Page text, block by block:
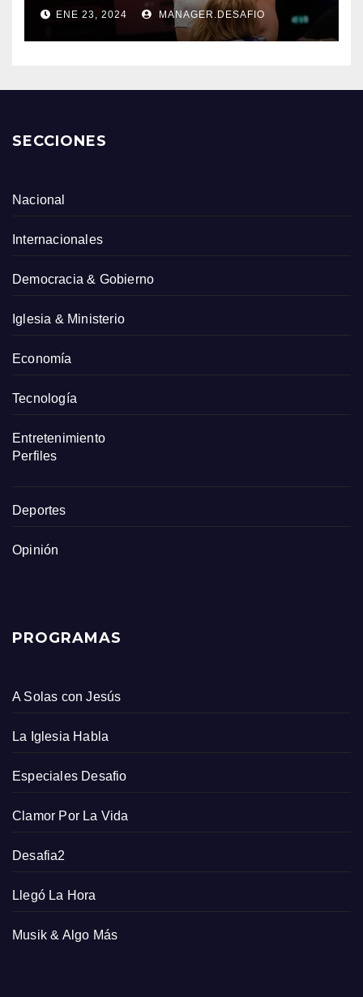
ENE 23, 2024 MANAGER.DESAFIO
SECCIONES
Nacional
Internacionales
Democracia & Gobierno
Iglesia & Ministerio
Economía
Tecnología
Entretenimiento
Perfiles
Deportes
Opinión
PROGRAMAS
A Solas con Jesús
La Iglesia Habla
Especiales Desafio
Clamor Por La Vida
Desafia2
Llegó La Hora
Musik & Algo Más